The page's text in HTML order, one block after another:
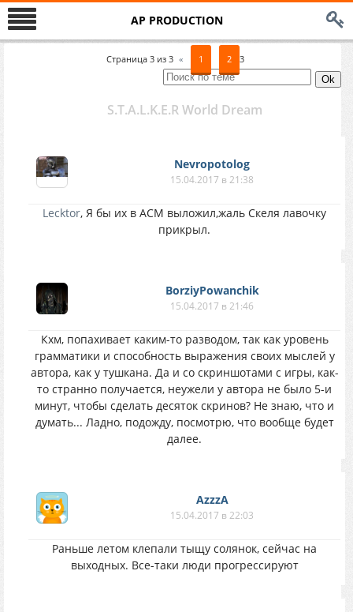
AP PRODUCTION
Страница 3 из 3 « 1 2 3
S.T.A.L.K.E.R World Dream
Nevropotolog
15.04.2017 в 21:38
Lecktor, Я бы их в АСМ выложил,жаль Скеля лавочку
прикрыл.
BorziyPowanchik
15.04.2017 в 21:46
Кхм, попахивает каким-то разводом, так как уровень
грамматики и способность выражения своих мыслей у
автора, как у тушкана. Да и со скриншотами с игры, как-
то странно получается, неужели у автора не было 5-и
минут, чтобы сделать десяток скринов? Не знаю, что и
думать... Ладно, подожду, посмотрю, что вообще будет
далее.
AzzzA
15.04.2017 в 22:03
Раньше летом клепали тыщу солянок, сейчас на
выходных. Все-таки люди прогрессируют